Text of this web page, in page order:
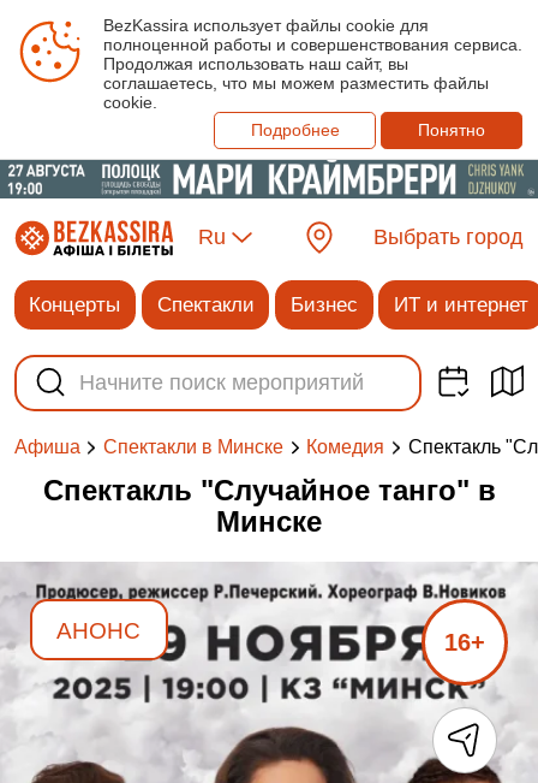
BezKassira использует файлы cookie для
полноценной работы и совершенствования сервиса.
Продолжая использовать наш сайт, вы
соглашаетесь, что мы можем разместить файлы
cookie.
Подробнее
Понятно
Ru Выбрать город
Концерты Спектакли Бизнес ИТ и интернет
Афиша Спектакли в Минске Комедия Спектакль
Спектакль "Случайное танго" в
Минске
АНОНС 16+